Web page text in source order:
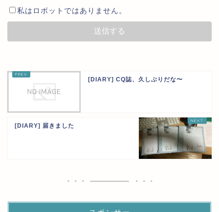
私はロボットではありません。
[DIARY] CQ誌、久しぶりだな〜
[DIARY] 届きました